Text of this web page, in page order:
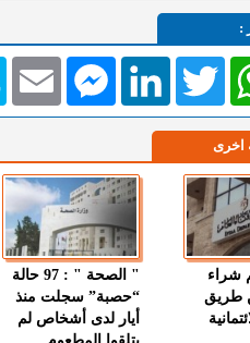
:
EmailMessengerLinkedIn Twitter
اخرى
شراء
طريق
" الصحة " : 97 حالة
“حصبة” سجلت منذ
أيار لدى أشخاص لم